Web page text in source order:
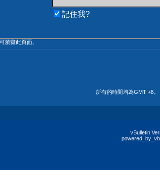
記住我?
瀏覽此頁面。
所有的時間均為GMT +8
vBulletin